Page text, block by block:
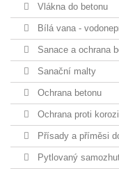
Vlákna do betonu
Bílá vana -
Sanace a ochrana
Sanační malty
Ochrana betonu
Ochrana proti
Přísady a příměsi
Pytlovaný